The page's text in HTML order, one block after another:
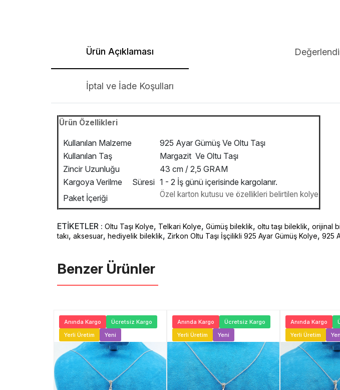
Ürün Açıklaması
İptal ve İade Koşulları
Ürün Özellikleri
Kullanılan Malzeme
925 Ayar Gümüş Ve Oltu Taşı
Kullanılan Taş
Margazit Ve Oltu Taşı
Zincir Uzunluğu
43 cm / 2,5 GRAM
Kargoya Verilme Süresi 1 - 2 İş günü içerisinde kargolanır.
Paket İçeriği
Özel karton kutusu ve özellikleri belirtilen kolye
ETİKETLER : Oltu Taşı Kolye, Telkari Kolye, Gümüş bileklik, oltu taşı bileklik, orijinal
takı, aksesuar, hediyelik bileklik, Zirkon Oltu Taşı İşçilikli 925 Ayar Gümüş Kolye, 925
Benzer Ürünler ️
Anında Kargo
Ücretsiz Kargo
Yerli Üretim
Yeni
Anında Kargo
Ücretsiz Kargo
Yerli Üretim
Yeni
Anında Kargo
Yerli Üretim